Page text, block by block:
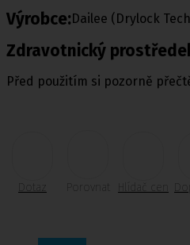
Výrobce:Dailee (Drylock
Zdravotnický
Před použitím si pozorně
Dotaz Porovnat